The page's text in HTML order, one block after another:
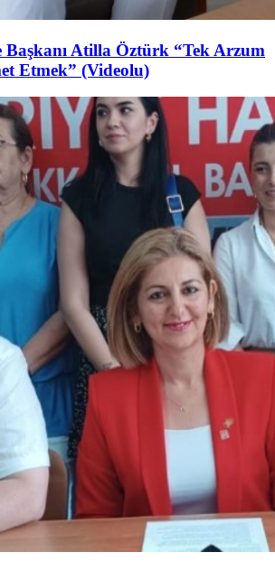
Başkanı Atilla Öztürk “Tek Arzum
Etmek” (Videolu)